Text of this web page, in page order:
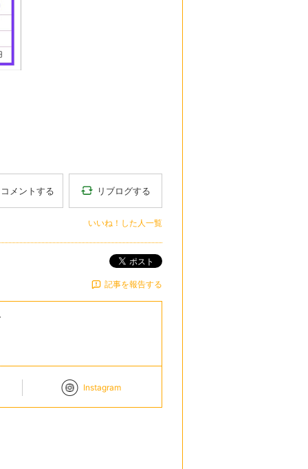
コメントする リブログする
いいね！した人一覧
ポスト
記事を報告する
Instagram